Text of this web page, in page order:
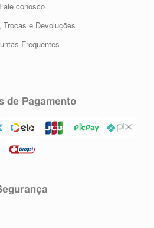
Fale conosco
Trocas e Devoluções
Frequentes
de Pagamento